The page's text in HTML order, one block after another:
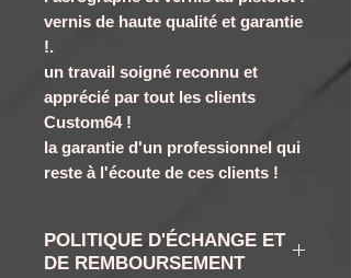
vernis de haute qualité et garantie
!.
un travail soigné reconnu et
apprécié par tout les clients
Custom64 !
la garantie d'un professionnel qui
reste à l'écoute de ces clients !
POLITIQUE D'ÉCHANGE ET
DE REMBOURSEMENT